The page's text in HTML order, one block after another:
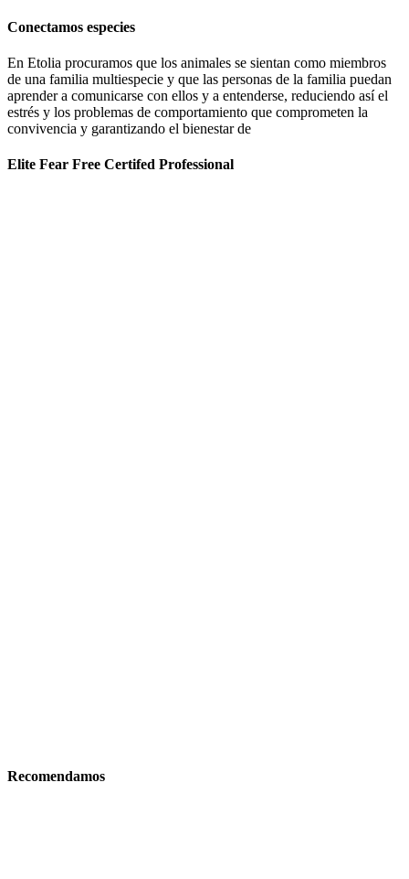
Conectamos especies
En Etolia procuramos que los animales se sientan como miembros
de una familia multiespecie y que las personas de la familia puedan
aprender a comunicarse con ellos y a entenderse, reduciendo así el
estrés y los problemas de comportamiento que comprometen la
convivencia y garantizando el bienestar de
Elite Fear Free Certifed Professional
Recomendamos